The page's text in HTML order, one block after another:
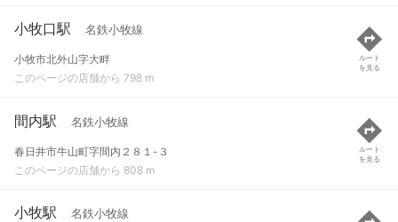
小牧口駅 名鉄小牧線
小牧市北外山字大畔
このページの店舗から 798 m
ルート
を見る
間内駅 名鉄小牧線
春日井市牛山町字間内２８１-３
このページの店舗から 808 m
ルート
を見る
小牧駅 名鉄小牧線